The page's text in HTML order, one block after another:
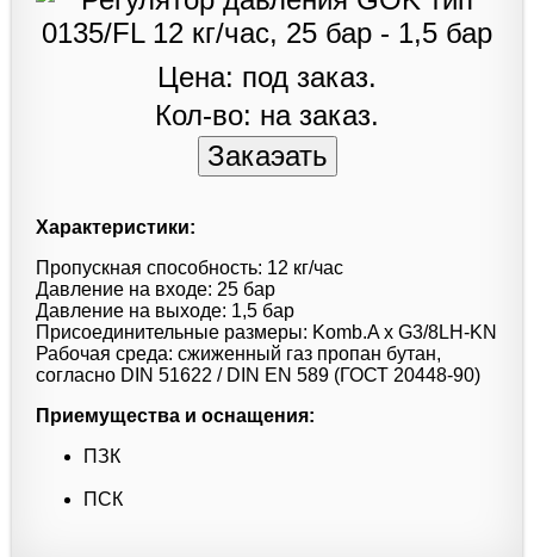
Цена: под заказ.
Кол-во: на заказ.
Характеристики:
Пропускная способность: 12 кг/час
Давление на входе: 25 бар
Давление на выходе: 1,5 бар
Присоединительные размеры: Komb.A x G3/8LH-KN
Рабочая среда: сжиженный газ пропан бутан,
согласно DIN 51622 / DIN EN 589 (ГОСТ 20448-90)
Приемущества и оснащения:
ПЗК
ПСК